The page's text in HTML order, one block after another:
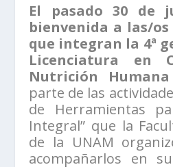
El pasado 30 de
bienvenida a las/
que integran la 4ª
Licenciatura en
Nutrición Humana
parte de las
de Herramientas
Integral” que la
de la UNAM
acompañarlos en